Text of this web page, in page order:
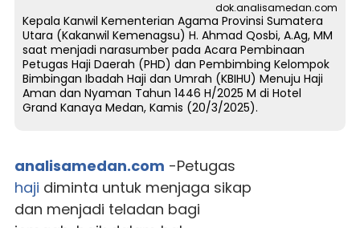
dok.analisamedan.com
Kepala Kanwil Kementerian Agama Provinsi Sumatera
Utara (Kakanwil Kemenagsu) H. Ahmad Qosbi, A.Ag, MM
saat menjadi narasumber pada Acara Pembinaan
Petugas Haji Daerah (PHD) dan Pembimbing Kelompok
Bimbingan Ibadah Haji dan Umrah (KBIHU) Menuju Haji
Aman dan Nyaman Tahun 1446 H/2025 M di Hotel
Grand Kanaya Medan, Kamis (20/3/2025).
analisamedan.com -Petugas
haji diminta untuk menjaga sikap
dan menjadi teladan bagi